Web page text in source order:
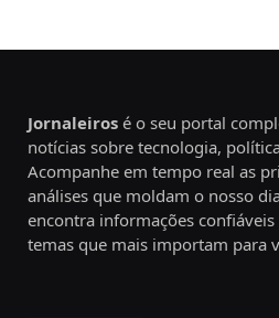
Jornaleiros é o seu portal
notícias sobre tecnologia,
Acompanhe em tempo real as
análises que moldam o nosso
encontra informações
temas que mais importam para